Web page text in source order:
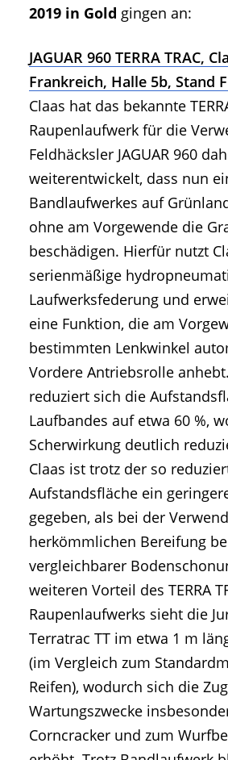
2019 in Gold gingen an:
JAGUAR 960 TERRA TRAC,
Frankreich, Halle 5b, Stand
Claas hat das bekannte
Raupenlaufwerk für die
Feldhäcksler JAGUAR 960
weiterentwickelt, dass nun
Bandlaufwerkes auf
ohne am Vorgewende die
beschädigen. Hierfür nutzt
serienmäßige
Laufwerksfederung und
eine Funktion, die am
bestimmten Lenkwinkel
Vordere Antriebsrolle
reduziert sich die
Laufbandes auf etwa 60 %,
Scherwirkung deutlich
Claas ist trotz der so
Aufstandsfläche ein
gegeben, als bei der
herkömmlichen Bereifung
vergleichbarer
weiteren Vorteil des TERRA
Raupenlaufwerks sieht die
Terratrac TT im etwa 1 m
(im Vergleich zum
Reifen), wodurch sich die
Wartungszwecke
Corncracker und zum